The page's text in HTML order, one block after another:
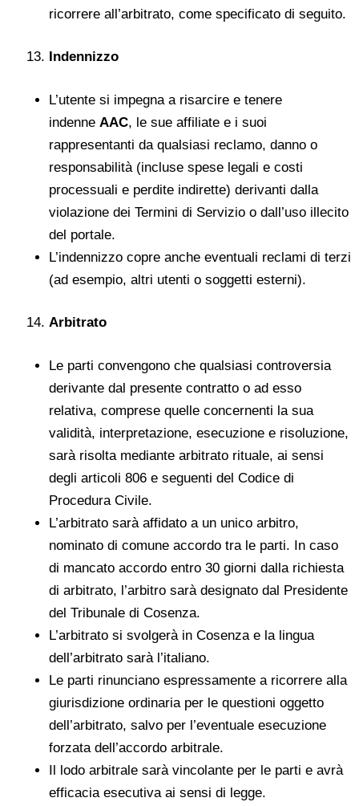
ricorrere all’arbitrato, come specificato di seguito.
Indennizzo
L’utente si impegna a risarcire e tenere
indenne AAC, le sue affiliate e i suoi
rappresentanti da qualsiasi reclamo, danno o
responsabilità (incluse spese legali e costi
processuali e perdite indirette) derivanti dalla
violazione dei Termini di Servizio o dall’uso illecito
del portale.
L’indennizzo copre anche eventuali reclami di terzi
(ad esempio, altri utenti o soggetti esterni).
Arbitrato
Le parti convengono che qualsiasi controversia
derivante dal presente contratto o ad esso
relativa, comprese quelle concernenti la sua
validità, interpretazione, esecuzione e risoluzione,
sarà risolta mediante arbitrato rituale, ai sensi
degli articoli 806 e seguenti del Codice di
Procedura Civile.
L’arbitrato sarà affidato a un unico arbitro,
nominato di comune accordo tra le parti. In caso
di mancato accordo entro 30 giorni dalla richiesta
di arbitrato, l’arbitro sarà designato dal Presidente
del Tribunale di Cosenza.
L’arbitrato si svolgerà in Cosenza e la lingua
dell’arbitrato sarà l’italiano.
Le parti rinunciano espressamente a ricorrere alla
giurisdizione ordinaria per le questioni oggetto
dell’arbitrato, salvo per l’eventuale esecuzione
forzata dell’accordo arbitrale.
Il lodo arbitrale sarà vincolante per le parti e avrà
efficacia esecutiva ai sensi di legge.